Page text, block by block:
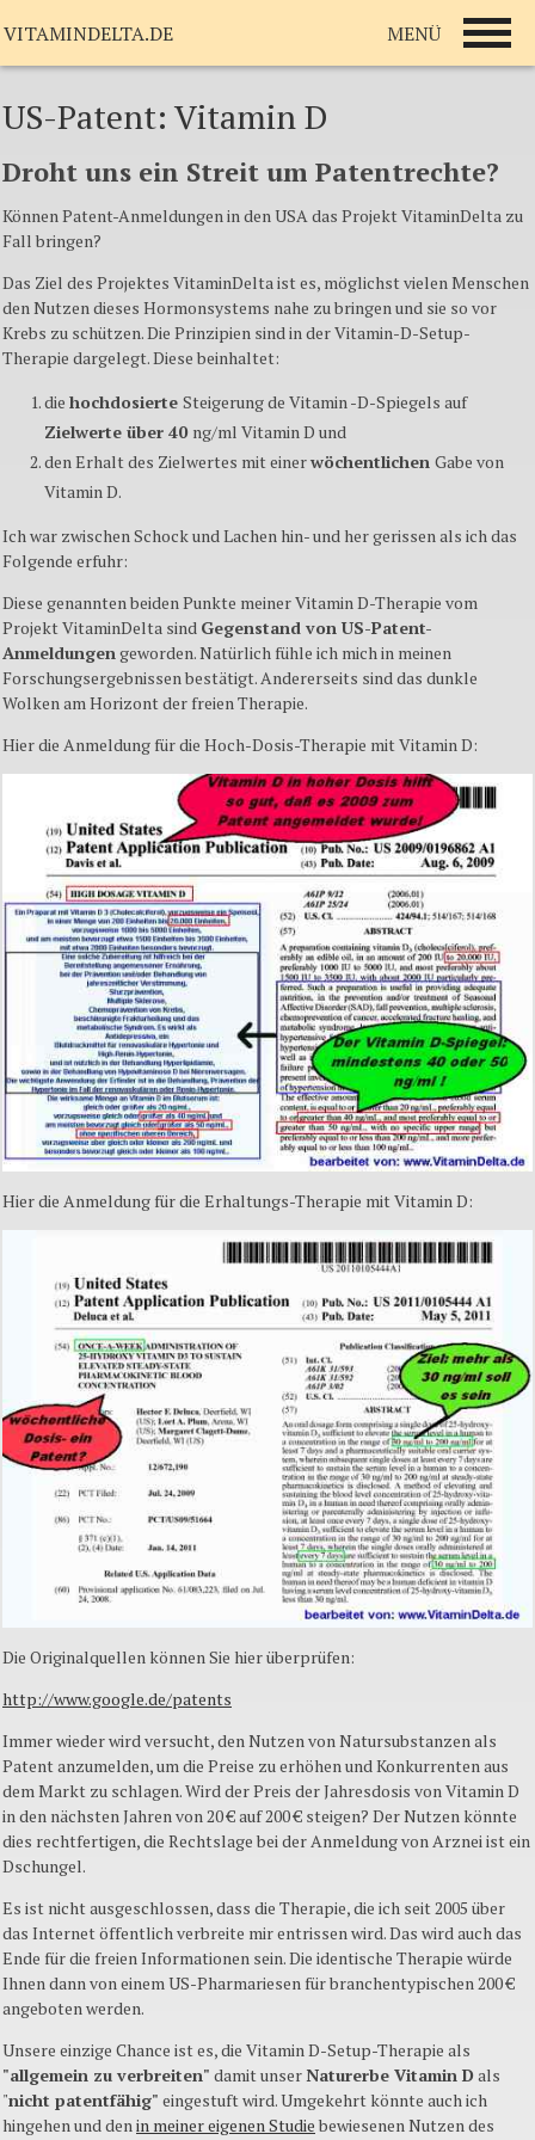
US-Patent: Vitamin D
Droht uns ein Streit um Patentrechte?
Können Patent-Anmeldungen in den USA das Projekt VitaminDelta zu
Fall bringen?
Das Ziel des Projektes VitaminDelta ist es, möglichst vielen Menschen
den Nutzen dieses Hormonsystems nahe zu bringen und sie so vor
Krebs zu schützen. Die Prinzipien sind in der Vitamin-D-Setup-
Therapie dargelegt. Diese beinhaltet:
die hochdosierte Steigerung de Vitamin -D-Spiegels auf
Zielwerte über 40 ng/ml Vitamin D und
den Erhalt des Zielwertes mit einerwöchentlichen Gabe von
Vitamin D.
Ich war zwischen Schock und Lachen hin- und hergerissenals ich das
Folgende erfuhr:
Diese genannten beiden Punkte meiner Vitamin D-Therapie vom
Projekt VitaminDelta sind Gegenstand von US-Patent-
Anmeldungengeworden. Natürlich fühle ich mich in meinen
Forschungsergebnissen bestätigt. Andererseits sind das dunkle
Wolken am Horizont der freien Therapie.
Hier die Anmeldung für die Hoch-Dosis-Therapie mit Vitamin D:
Hier die Anmeldung für die Erhaltungs-Therapie mit Vitamin D:
Die Originalquellen können Sie hier überprüfen:
http://www.google.de/patents
Immer wieder wird versucht, den Nutzen von Natursubstanzen als
Patent anzumelden, um die Preise zu erhöhen und Konkurrenten aus
dem Markt zu schlagen. Wird der Preis der Jahresdosis von Vitamin D
in den nächsten Jahren von 20 € auf 200 € steigen? Der Nutzen könnte
dies rechtfertigen, die Rechtslage bei der Anmeldung von Arznei ist ein
Dschungel.
Es ist nicht ausgeschlossen, dass die Therapie, die ich seit 2005 über
das Internet öffentlich verbreite mir entrissen wird. Das wird auch das
Ende für die freien Informationen sein. Die identische Therapie würde
Ihnen dann von einem US-Pharmariesen für branchentypischen 200 €
angeboten werden.
Unsere einzige Chance ist es, die Vitamin D-Setup-Therapie als
"allgemein zu verbreiten" damit unserNaturerbe Vitamin Dals
"nicht patentfähig" eingestuft wird. Umgekehrt könnte auch ich
hingehenund denin meiner eigenen Studie bewiesenen Nutzen des
VITAMINDELTA.DE MENÜ